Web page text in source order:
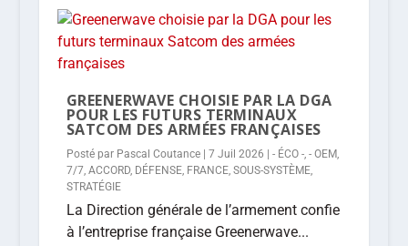
GREENERWAVE CHOISIE PAR LA DGA
POUR LES FUTURS TERMINAUX
SATCOM DES ARMÉES FRANÇAISES
Posté par Pascal Coutance| 7 Juil 2026 - ÉCO -, - OEM,
7/7, ACCORD, DÉFENSE, FRANCE, SOUS-SYSTÈME,
STRATÉGIE
La Direction générale de l’armement confie
à l’entreprise française Greenerwave...